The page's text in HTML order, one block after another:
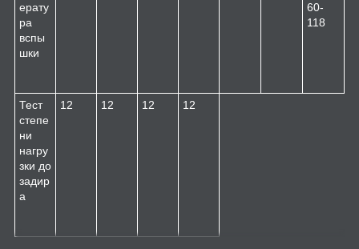
ерату
ра
вспы
шки
60-
118
Тест
степе
ни
нагру
зки до
задир
а
12 12 12 12